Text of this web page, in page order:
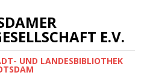
E.V.
UND LANDESBIBLIOTHEK